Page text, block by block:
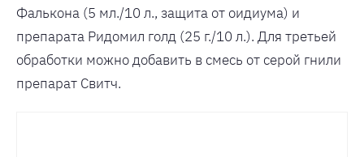
Фалькона (5 мл./10 л., защита от оидиума) и
препарата Ридомил голд (25 г./10 л.). Для третьей
обработки можно добавить в смесь от серой гнили
препарат Свитч.